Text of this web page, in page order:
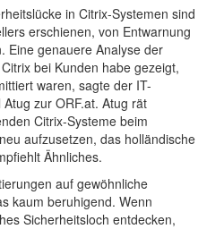
in Citrix-Systemen sind
erschienen, von Entwarnung
Eine genauere Analyse der
bei Kunden habe gezeigt,
waren, sagte der IT-
zur ORF.at. Atug rät
Citrix-Systeme beim
aufzusetzen, das holländische
Ähnliches.
auf gewöhnliche
kaum beruhigend. Wenn
Sicherheitsloch entdecken,